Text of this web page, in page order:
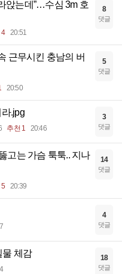
앉는데”…수심 3m 호
4 20:51
8
댓글
근무시킨 충남의 버
20:50
5
댓글
.jpg
추천 1 20:46
3
댓글
고는 가슴 툭툭.. 지나
5 20:39
14
댓글
4
댓글
물 체감 18
댓글